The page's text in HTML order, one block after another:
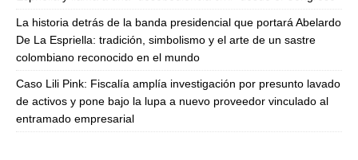
La historia detrás de la banda presidencial que portará Abelardo
De La Espriella: tradición, simbolismo y el arte de un sastre
colombiano reconocido en el mundo
Caso Lili Pink: Fiscalía amplía investigación por presunto lavado
de activos y pone bajo la lupa a nuevo proveedor vinculado al
entramado empresarial